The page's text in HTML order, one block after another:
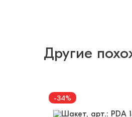
Другие
-34%